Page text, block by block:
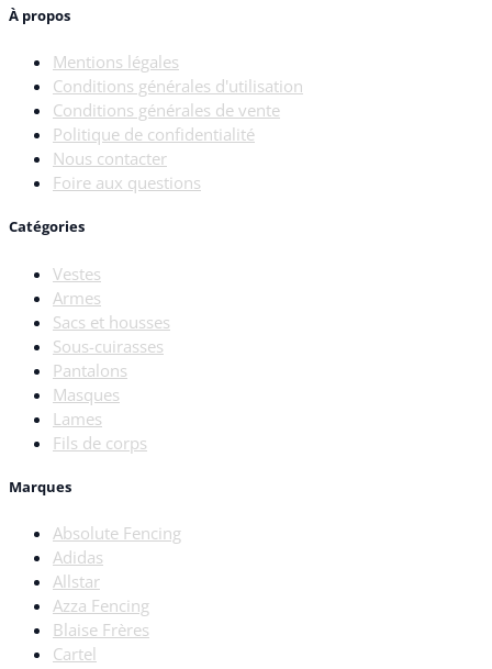
À propos
Mentions légales
Conditions générales d'utilisation
Conditions générales de vente
Politique de confidentialité
Nous contacter
Foire aux questions
Catégories
Vestes
Armes
Sacs et housses
Sous-cuirasses
Pantalons
Masques
Lames
Fils de corps
Marques
Absolute Fencing
Adidas
Allstar
Azza Fencing
Blaise Frères
Cartel